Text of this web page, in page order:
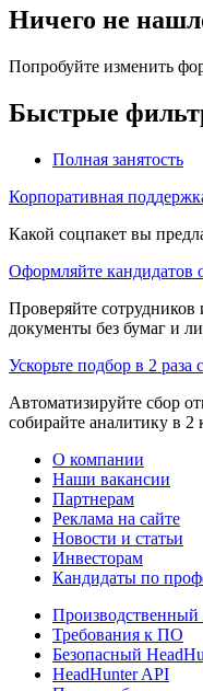
Ничего не
Попробуйте изменить
Быстрые
Полная занятость
Корпоративная
Какой соцпакет вы
Оформляйте кандидатов
Проверяйте
документы без бумаг и
Ускорьте подбор в 2 раза
Автоматизируйте сбор
собирайте аналитику в 2
О компании
Наши вакансии
Партнерам
Реклама на сайте
Новости и статьи
Инвесторам
Кандидаты по
Производственный
Требования к ПО
Безопасный
HeadHunter API